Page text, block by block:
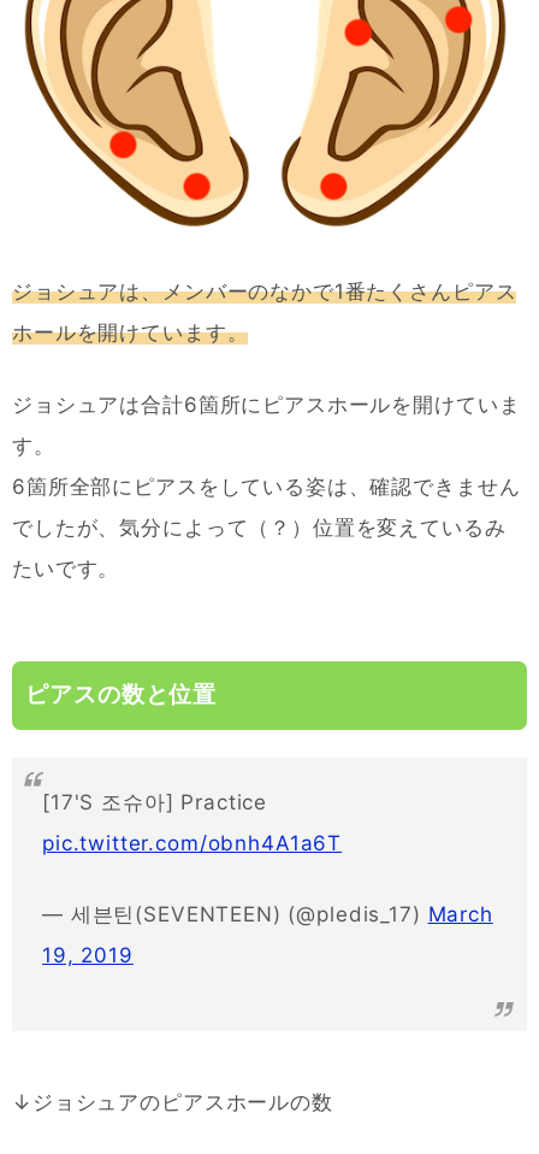
ジョシュアは、メンバーのなかで1番たくさんピアス
ホールを開けています。
ジョシュアは合計6箇所にピアスホールを開けていま
す。
6箇所全部にピアスをしている姿は、確認できません
でしたが、気分によって（？）位置を変えているみ
たいです。
ピアスの数と位置
[17'S 조슈아] Practice
pic.twitter.com/obnh4A1a6T
— 세븐틴(SEVENTEEN) (@pledis_17) March
19, 2019
↓ジョシュアのピアスホールの数